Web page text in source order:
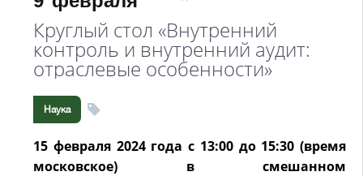
Круглый стол «Внутренний
контроль и внутренний аудит:
отраслевые особенности»
Наука
15 февраля 2024 года с 13:00 до 15:30 (время
московское) в смешанном